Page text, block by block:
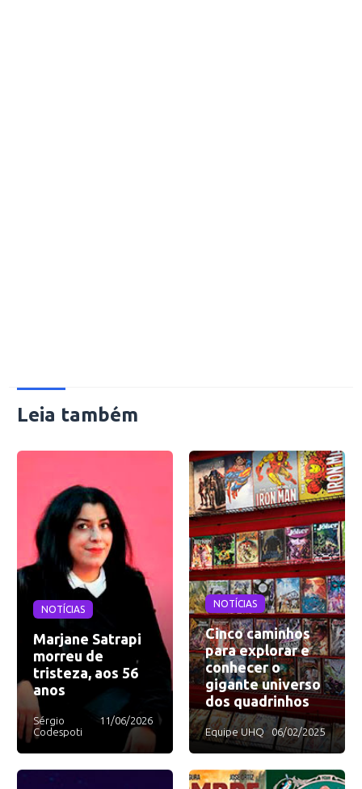
Leia também
NOTÍCIAS
Marjane Satrapi
morreu de
tristeza, aos 56
anos
Sérgio
Codespoti
11/06/2026
NOTÍCIAS
Cinco caminhos
para explorar e
conhecer o
gigante universo
dos quadrinhos
Equipe UHQ 06/02/2025